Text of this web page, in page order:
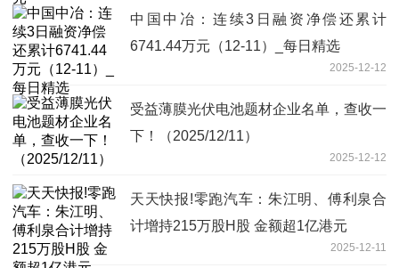
中国中冶：连续3日融资净偿还累计
6741.44万元（12-11）_每日精选
2025-12-12
受益薄膜光伏电池题材企业名单，查收一
下！（2025/12/11）
2025-12-12
天天快报!零跑汽车：朱江明、傅利泉合
计增持215万股H股 金额超1亿港元
2025-12-11